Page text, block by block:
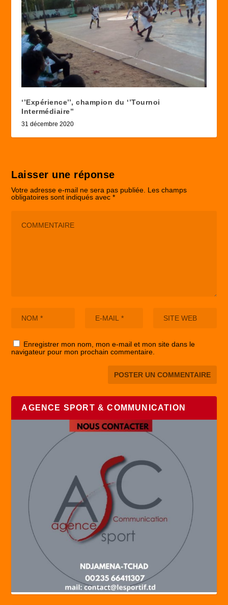
‘’Expérience’’, champion du ‘’Tournoi
Intermédiaire’’
31 décembre 2020
Laisser une réponse
Votre adresse e-mail ne sera pas publiée. Les champs
obligatoires sont indiqués avec*
Enregistrer mon nom, mon e-mail et mon site dans le
navigateur pour mon prochain commentaire.
AGENCE SPORT & COMMUNICATION